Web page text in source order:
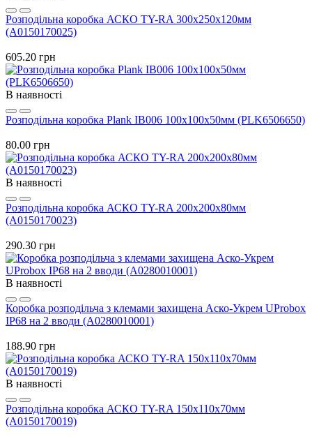
Розподільна коробка АСКО TY-RA 300х250х120мм
(A0150170025)
605.20 грн
В наявності
Розподільна коробка Plank IB006 100х100х50мм (PLK6506650)
80.00 грн
В наявності
Розподільна коробка АСКО TY-RA 200х200х80мм
(A0150170023)
290.30 грн
В наявності
Коробка розподільча з клемами захищена Аско-Укрем UProbox
IP68 на 2 вводи (A0280010001)
188.90 грн
В наявності
Розподільна коробка АСКО TY-RA 150х110х70мм
(A0150170019)